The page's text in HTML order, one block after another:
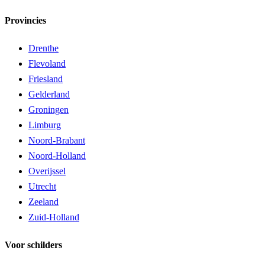
Provincies
Drenthe
Flevoland
Friesland
Gelderland
Groningen
Limburg
Noord-Brabant
Noord-Holland
Overijssel
Utrecht
Zeeland
Zuid-Holland
Voor schilders